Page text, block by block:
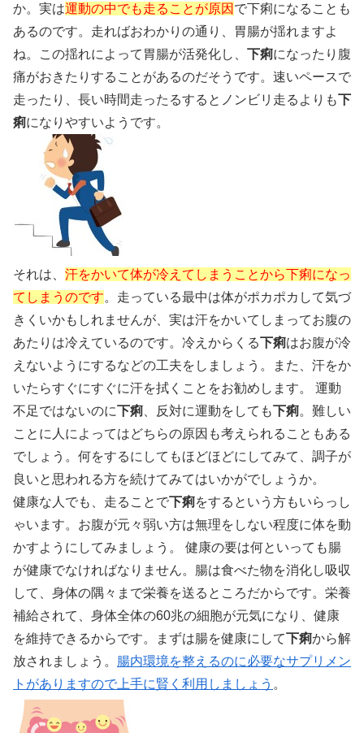
か。実は運動の中でも走ることが原因 で下痢になることも
あるのです。走ればおわかりの通り、胃腸が揺れますよ
ね。この揺れによって胃腸が活発化し、 下痢になったり腹
痛がおきたりすることがあるのだそうです。速いペースで
走ったり、長い時間走ったるするとノンビリ走るよりも下
痢になりやすいようです。
それは、 汗をかいて体が冷えてしまうことから下痢になっ
てしまうのです。走っている最中は体がポカポカして気づ
きくいかもしれませんが、実は汗をかいてしまってお腹の
あたりは冷えているのです。冷えからくる下痢はお腹が冷
えないようにするなどの工夫をしましょう。また、汗をか
いたらすぐにすぐに汗を拭くことをお勧めします。 運動
不足ではないのに下痢 、反対に運動をしても下痢。難しい
ことに人によってはどちらの原因も考えられることもある
でしょう。何をするにしてもほどほどにしてみて、調子が
良いと思われる方を続けてみてはいかがでしょうか。
健康な人でも、走ることで下痢をするという方もいらっし
ゃいます。お腹が元々弱い方は無理をしない程度に体を動
かすようにしてみましょう。 健康の要は何といっても腸
が健康でなければなりません。腸は食べた物を消化し吸収
して、身体の隅々まで栄養を送るところだからです。栄養
補給されて、身体全体の60兆の細胞が元気になり、健康
を維持できるからです。まずは腸を健康にして下痢から解
放されましょう。 腸内環境を整えるのに必要なサプリメン
トがありますので上手に賢く利用しましょう 。